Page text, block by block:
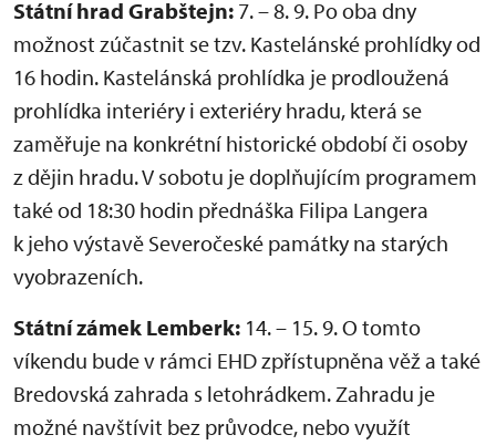
Státní hrad Grabštejn: 7. – 8. 9. Po oba dny
možnost zúčastnit se tzv. Kastelánské prohlídky od
16 hodin. Kastelánská prohlídka je prodloužená
prohlídka interiéry i exteriéry hradu, která se
zaměřuje na konkrétní historické období či osoby
z dějin hradu. V sobotu je doplňujícím programem
také od 18:30 hodin přednáška Filipa Langera
k jeho výstavě Severočeské památky na starých
vyobrazeních.
Státní zámek Lemberk: 14. – 15. 9. O tomto
víkendu bude v rámci EHD zpřístupněna věž a také
Bredovská zahrada s letohrádkem. Zahradu je
možné navštívit bez průvodce, nebo využít